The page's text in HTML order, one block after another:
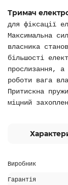
Тримач
для фіксації
Максимальна
власника
більшості
прослизання, а
роботи вага
Притискна
міцний
Виробник
Гарантія